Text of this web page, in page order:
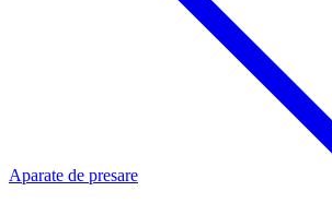
Aparate de presare